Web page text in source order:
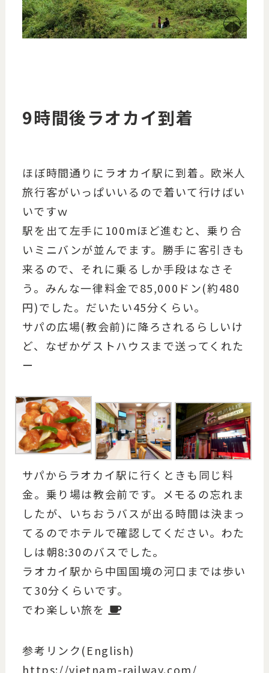
9時間後ラオカイ到着
ほぼ時間通りにラオカイ駅に到着。欧米人
旅行客がいっぱいいるので着いて行けばい
いですｗ
駅を出て左手に100mほど進むと、乗り合
いミニバンが並んでます。勝手に客引きも
来るので、それに乗るしか手段はなさそ
う。みんな一律料金で85,000ドン(約480
円)でした。だいたい45分くらい。
サパの広場(教会前)に降ろされるらしいけ
ど、なぜかゲストハウスまで送ってくれた
ー
サパからラオカイ駅に行くときも同じ料
金。乗り場は教会前です。メモるの忘れま
したが、いちおうバスが出る時間は決まっ
てるのでホテルで確認してください。わた
しは朝8:30のバスでした。
ラオカイ駅から中国国境の河口までは歩い
て30分くらいです。
でわ楽しい旅を
参考リンク(English)
https://vietnam-railway.com/